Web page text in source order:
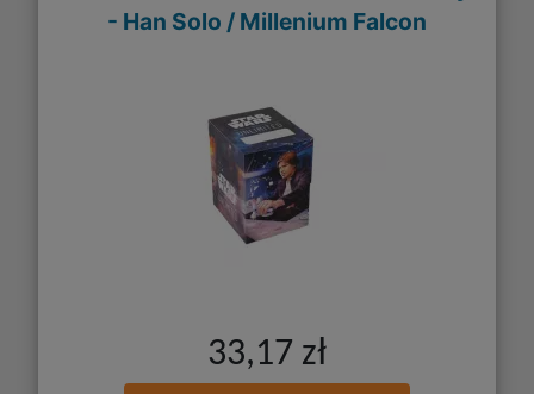
- Han Solo / Millenium Falcon
33,17 zł